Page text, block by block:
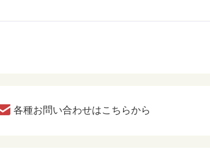
各種お問い合わせはこちらから